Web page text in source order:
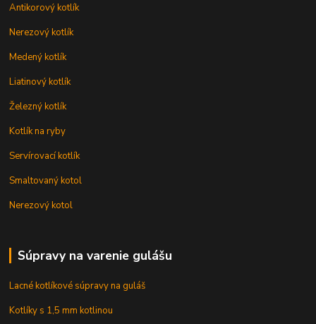
Antikorový kotlík
Nerezový kotlík
Medený kotlík
Liatinový kotlík
Železný kotlík
Kotlík na ryby
Servírovací kotlík
Smaltovaný kotol
Nerezový kotol
Súpravy na varenie gulášu
Lacné kotlíkové súpravy na guláš
Kotlíky s 1,5 mm kotlinou